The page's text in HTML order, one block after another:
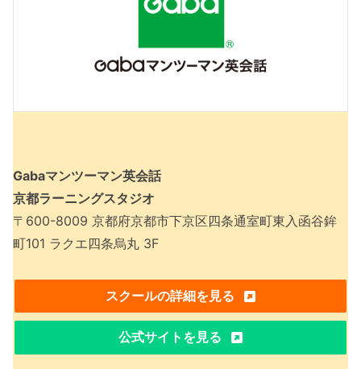
Gabaマンツーマン英会話
京都ラーニングスタジオ
〒600-8009 京都府京都市下京区四条通室町東入函谷鉾
町101 ラクエ四条烏丸 3F
スクールの詳細を見る
公式サイトを見る